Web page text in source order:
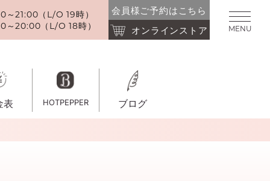
21:00（L/O 19時）
20:00（L/O 18時）
会員様ご予約はこちら
オンラインストア
MENU
表 HOTPEPPER ブログ